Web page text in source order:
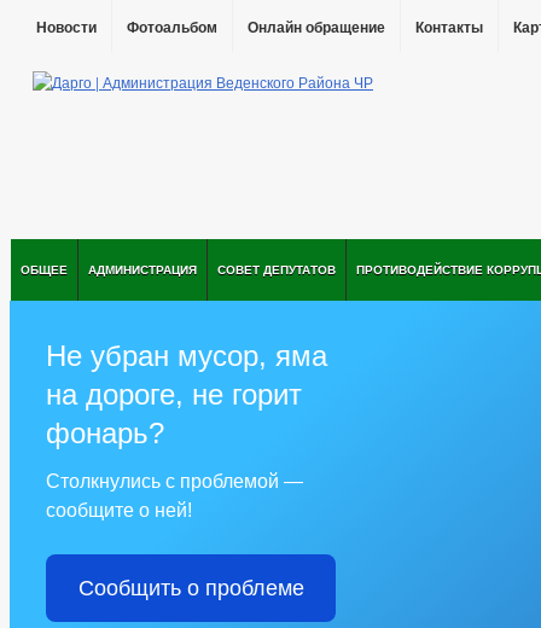
Новости Фотоальбом Онлайн обращение Контакты
ОБЩЕЕ АДМИНИСТРАЦИЯ СОВЕТ ДЕПУТАТОВ ПРОТИВОДЕЙСТВИЕ
Не убран мусор, яма
на дороге, не горит
фонарь?
Столкнулись с проблемой —
сообщите о ней!
Сообщить о проблеме